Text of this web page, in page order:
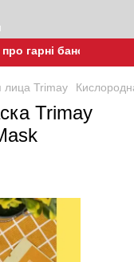
гарні баночки, а
лица Trimay
Trimay